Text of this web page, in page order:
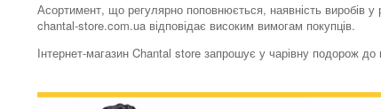
Асортимент, що регулярно поповнюється, наявність виробів у
chantal-store.com.ua відповідає високим вимогам покупців.
Інтернет-магазин Chantal store запрошує у чарівну подорож